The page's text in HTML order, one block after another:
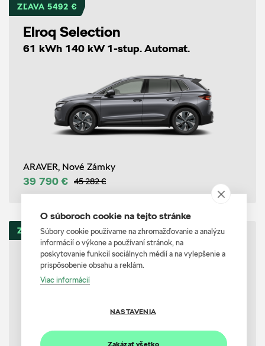
ZĽAVA 5492 €
Elroq Selection
61 kWh 140 kW 1-stup. Automat.
ARAVER, Nové Zámky
39 790 € 45 282 €
ZĽAVA 5267 €
Elroq Essence
61 kWh 140 kW 1-stup. Automat.
O súboroch cookie na tejto stránke
Súbory cookie používame na zhromažďovanie a analýzu
informácií o výkone a používaní stránok, na
poskytovanie funkcií sociálnych médií a na vylepšenie a
prispôsobenie obsahu a reklám.
Viac informácií
NASTAVENIA
Zakázať všetko